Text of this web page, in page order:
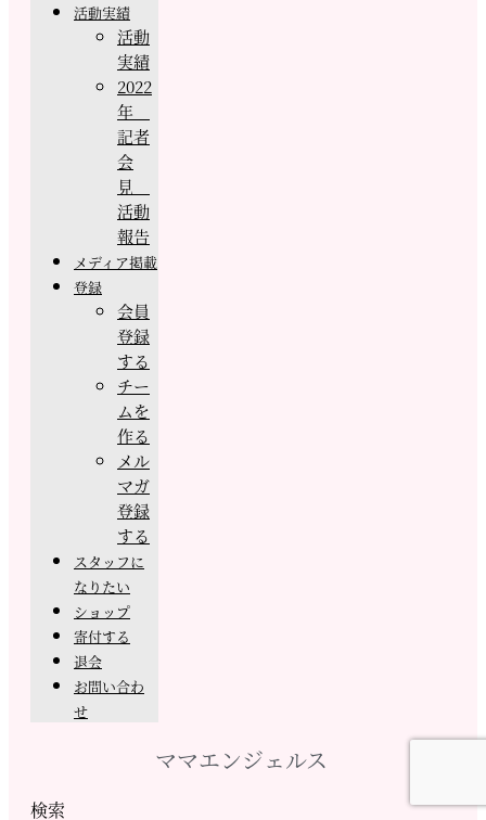
活動実績
活動
実績
2022
年
記者
会
見
活動
報告
メディア掲載
登録
会員
登録
する
チー
ムを
作る
メル
マガ
登録
する
スタッフに
なりたい
ショップ
寄付する
退会
お問い合わ
せ
ママエンジェルス
検索